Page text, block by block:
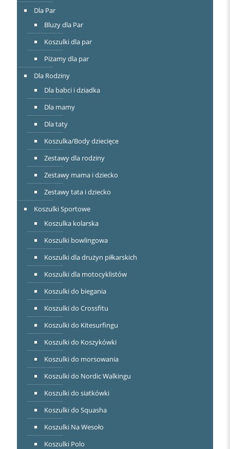
Dla Par
Bluzy dla Par
Koszulki dla par
Piżamy dla par
Dla Rodziny
Dla babci i dziadka
Dla mamy
Dla taty
Koszulka/Body dziecięce
Zestawy dla rodziny
Zestawy mama i dziecko
Zestawy tata i dziecko
Koszulki Sportowe
Koszulka kolarska
Koszulki bowlingowa
Koszulki dla drużyn piłkarskich
Koszulki dla motocyklistów
Koszulki do biegania
Koszulki do Crossfitu
Koszulki do Kitesurfingu
Koszulki do Koszykówki
Koszulki do morsowania
Koszulki do Nordic Walkingu
Koszulki do siatkówki
Koszulki do Squasha
Koszulki Na Wesoło
Koszulki Polo